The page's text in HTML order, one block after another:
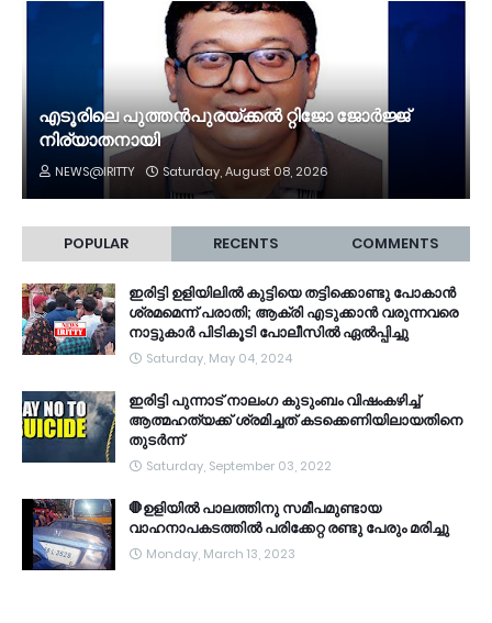
എടൂരിലെ പുത്തൻപുരയ്ക്കൽ റ്റിജോ ജോർജ്ജ്
നിര്യാതനായി
NEWS@IRITTY Saturday, August 08, 2026
POPULAR RECENTS COMMENTS
ഇരിട്ടി ഉളിയിലിൽ കുട്ടിയെ തട്ടിക്കൊണ്ടു പോകാൻ
ശ്രമമെന്ന് പരാതി; ആക്രി എടുക്കാൻ വരുന്നവരെ
നാട്ടുകാർ പിടികൂടി പോലീസിൽ ഏൽപ്പിച്ചു
Saturday, May 04, 2024
ഇരിട്ടി പുന്നാട് നാലംഗ കുടുംബം വിഷംകഴിച്ച്‌
ആത്മഹത്യക്ക് ശ്രമിച്ചത് കടക്കെണിയിലായതിനെ
തുടർന്ന്
Saturday, September 03, 2022
🛑ഉളിയിൽ പാലത്തിനു സമീപമുണ്ടായ
വാഹനാപകടത്തിൽ പരിക്കേറ്റ രണ്ടു പേരും മരിച്ചു
Monday, March 13, 2023